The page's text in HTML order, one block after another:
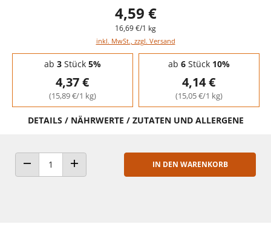
4,59 €
16,69 €/1 kg
inkl. MwSt., zzgl. Versand
Staffelpreise - Mengenrabatt
ab 3Stück 5%
4,37 €
(15,89 €/1 kg)
ab 6Stück 10%
4,14 €
(15,05 €/1 kg)
DETAILS / NÄHRWERTE / ZUTATEN UND ALLERGENE
ANZAHL VERRINGERNANZAHL ERHÖHEN
IN DEN WARENKORB